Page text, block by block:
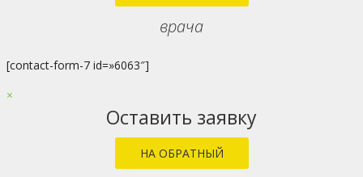
врача
[contact-form-7 id=»6063″]
×
Оставить заявку
НА ОБРАТНЫЙ